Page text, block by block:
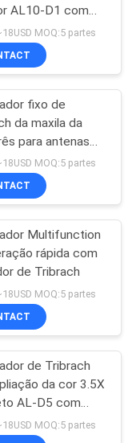
11
11
AL10-D1 com
de prumo
MOQ:5 partes
fixo de
da maxila da
para antenas
MOQ:5 partes
Multifunction
rápida com
de Tribrach
MOQ:5 partes
de Tribrach
da cor 3.5X
AL-D5 com
de prumo
MOQ:5 partes